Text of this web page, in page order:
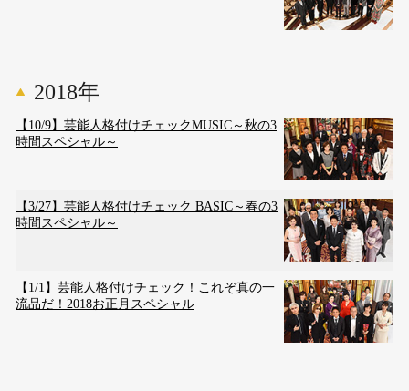
2018年
【10/9】芸能人格付けチェックMUSIC～秋の3
時間スペシャル～
【3/27】芸能人格付けチェック BASIC～春の3
時間スペシャル～
【1/1】芸能人格付けチェック！これぞ真の一
流品だ！2018お正月スペシャル